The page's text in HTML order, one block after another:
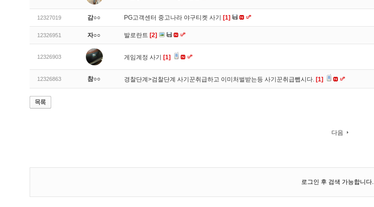
12327019 감○○ PG고객센터 중고나라 야구티켓 사기 [1]
12326951 자○○ 발로란트 [2]
12326903 게임계정 사기 [1]
12326863 참○○ 경찰단계>검찰단계 사기꾼취급하고 이미처벌받는등 사기꾼취급뺍시다. [1]
다음
로그인 후 검색 가능합니다.